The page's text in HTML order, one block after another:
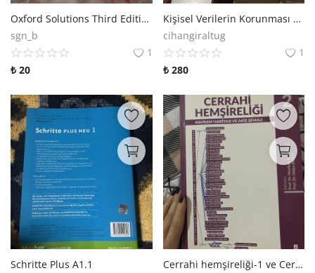
Oxford Solutions Third Edition - Elementary
sgn_b
1
₺ 20
Kişisel Verilerin Korunması Hukuku
cihangiraltug
1
₺280
Schritte Plus A1.1
Cerrahi hemşireliği-1 ve Cerrahi hemşireliği-2